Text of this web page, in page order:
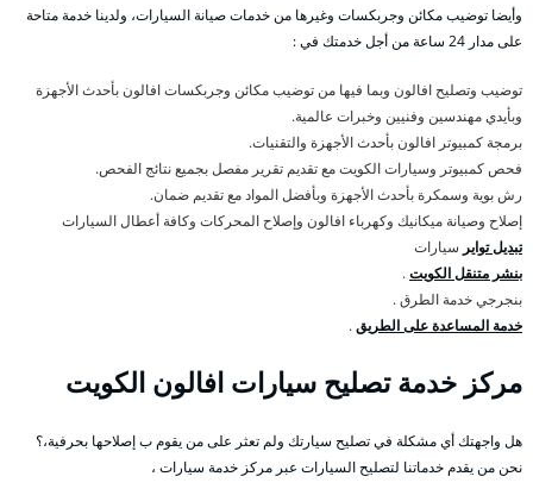
وأيضا توضيب مكائن وجربكسات وغيرها من خدمات صيانة السيارات، ولدينا خدمة متاحة
على مدار 24 ساعة من أجل خدمتك في :
توضيب وتصليح افالون وبما فيها من توضيب مكائن وجربكسات افالون بأحدث الأجهزة
وبأيدي مهندسين وفنيين وخبرات عالمية.
برمجة كمبيوتر افالون بأحدث الأجهزة والتقنيات.
فحص كمبيوتر وسيارات الكويت مع تقديم تقرير مفصل بجميع نتائج الفحص.
رش بوية وسمكرة بأحدث الأجهزة وبأفضل المواد مع تقديم ضمان.
إصلاح وصيانة ميكانيك وكهرباء افالون وإصلاح المحركات وكافة أعطال السيارات
تبديل تواير سيارات
بنشر متنقل الكويت.
بنجرجي خدمة الطرق .
خدمة المساعدة على الطريق.
مركز خدمة تصليح سيارات افالون الكويت
هل واجهتك أي مشكلة في تصليح سيارتك ولم تعثر على من يقوم ب إصلاحها بحرفية،؟
نحن من يقدم خدماتنا لتصليح السيارات عبر مركز خدمة سيارات ،